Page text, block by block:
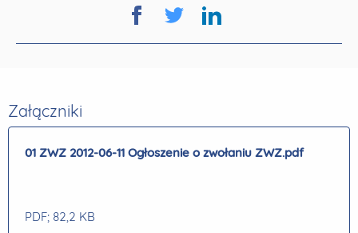
Załączniki
01 ZWZ 2012-06-11 Ogłoszenie o zwołaniu ZWZ.pdf
PDF; 82,2 KB